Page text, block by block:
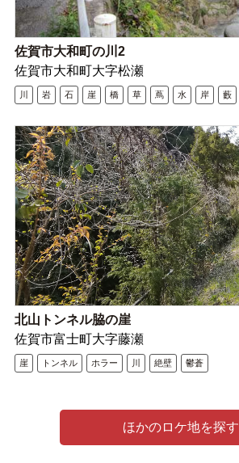
佐賀市大和町の川2
佐賀市大和町大字松瀬
川 岩 石 崖 橋 草 蔦 水 岸 藪
北山トンネル脇の崖
佐賀市富士町大字藤瀬
崖 トンネル ホラー 川 絶壁 鬱蒼
ほかのロケ地を探す